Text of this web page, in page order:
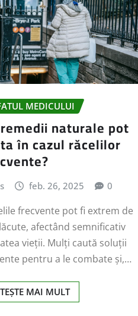
MEDICULUI
naturale pot
în cazul răcelilor
feb. 26, 2025 0
frecvente pot fi extrem de
afectând semnificativ
vieții. Mulți caută soluții
pentru a le combate și,…
MAI MULT